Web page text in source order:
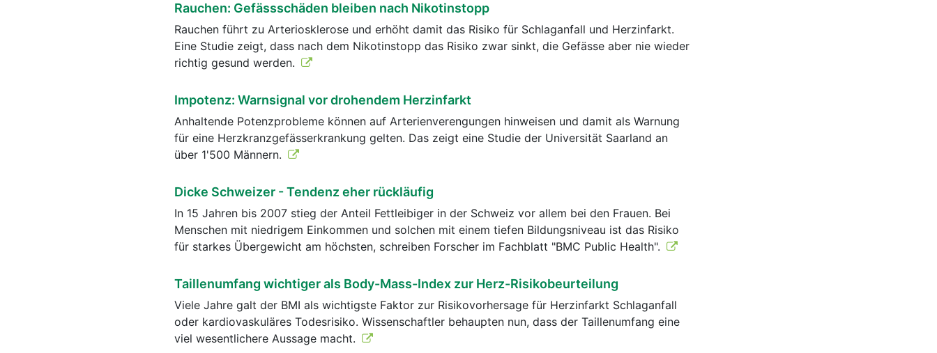
Rauchen: Gefässschäden bleiben nach Nikotinstopp
Rauchen führt zu Arteriosklerose und erhöht damit das Risiko für Schlaganfall und Herzinfarkt.
Eine Studie zeigt, dass nach dem Nikotinstopp das Risiko zwar sinkt, die Gefässe aber nie wieder
richtig gesund werden.
Impotenz: Warnsignal vor drohendem Herzinfarkt
Anhaltende Potenzprobleme können auf Arterienverengungen hinweisen und damit als Warnung
für eine Herzkranzgefässerkrankung gelten. Das zeigt eine Studie der Universität Saarland an
über 1'500 Männern.
Dicke Schweizer - Tendenz eher rückläufig
In 15 Jahren bis 2007 stieg der Anteil Fettleibiger in der Schweiz vor allem bei den Frauen. Bei
Menschen mit niedrigem Einkommen und solchen mit einem tiefen Bildungsniveau ist das Risiko
für starkes Übergewicht am höchsten, schreiben Forscher im Fachblatt "BMC Public Health".
Taillenumfang wichtiger als Body-Mass-Index zur Herz-Risikobeurteilung
Viele Jahre galt der BMI als wichtigste Faktor zur Risikovorhersage für Herzinfarkt Schlaganfall
oder kardiovaskuläres Todesrisiko. Wissenschaftler behaupten nun, dass der Taillenumfang eine
viel wesentlichere Aussage macht.